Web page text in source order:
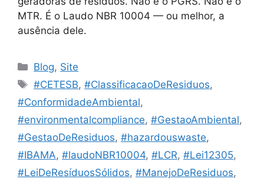
MTR. É o Laudo NBR 10004 — ou melhor, a
ausência dele.
Blog, Site
#CETESB,#ClassificacaoDeResiduos,
#ConformidadeAmbiental,
#environmentalcompliance, #GestaoAmbiental,
#GestaoDeResiduos, #hazardouswaste,
#IBAMA, #laudoNBR10004, #LCR, #Lei12305,
#LeiDeResíduosSólidos, #ManejoDeResiduos,